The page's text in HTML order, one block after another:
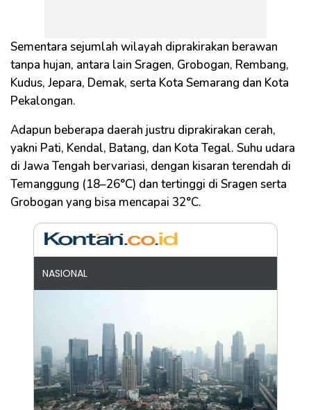
Sementara sejumlah wilayah diprakirakan berawan
tanpa hujan, antara lain Sragen, Grobogan, Rembang,
Kudus, Jepara, Demak, serta Kota Semarang dan Kota
Pekalongan.
Adapun beberapa daerah justru diprakirakan cerah,
yakni Pati, Kendal, Batang, dan Kota Tegal. Suhu udara
di Jawa Tengah bervariasi, dengan kisaran terendah di
Temanggung (18–26°C) dan tertinggi di Sragen serta
Grobogan yang bisa mencapai 32°C.
NASIONAL